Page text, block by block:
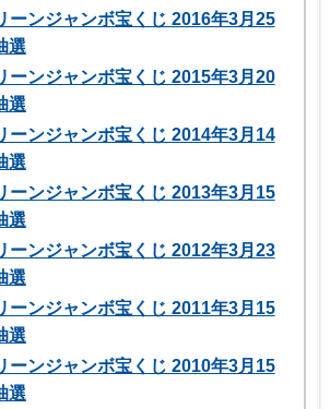
ーンジャンボ宝くじ 2016年3月25
選
ーンジャンボ宝くじ 2015年3月20
選
ーンジャンボ宝くじ 2014年3月14
選
ーンジャンボ宝くじ 2013年3月15
選
ーンジャンボ宝くじ 2012年3月23
選
ーンジャンボ宝くじ 2011年3月15
選
ーンジャンボ宝くじ 2010年3月15
選